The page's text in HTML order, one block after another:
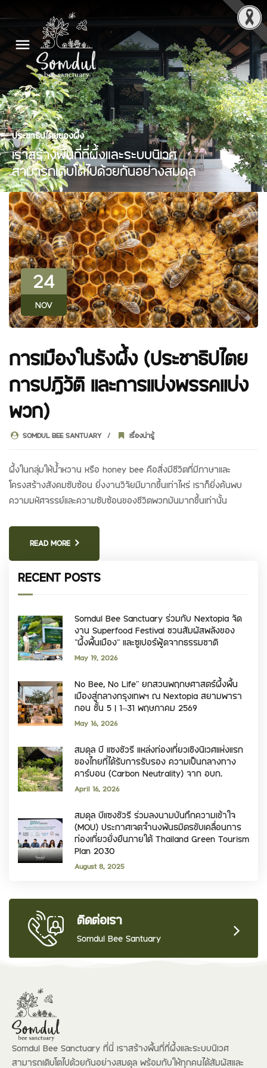
ประชาธิปไตยของผึ้ง
เราสร้างพื้นที่ที่ผึ้งและระบบนิเวศ
สามารถเติบโตไปด้วยกันอย่างสมดุล
24
NOV
การเมืองในรังผึ้ง (ประชาธิปไตย
การปฏิวัติ และการแบ่งพรรคแบ่ง
พวก)
SOMDUL BEE SANTUARY เรื่องน่ารู้
ผึ้งในกลุ่มให้น้ำหวาน หรือ honey bee คือสิ่งมีชีวิตที่มีภาษาและ
โครงสร้างสังคมซับซ้อน ยิ่งงานวิจัยมีมากขึ้นเท่าไหร่ เราก็ยิ่งค้นพบ
ความมหัศจรรย์และความซับซ้อนของชีวิตพวกมันมากขึ้นเท่านั้น
READ MORE
RECENT POSTS
Somdul Bee Sanctuary ร่วมกับ Nextopia จัด
งาน Superfood Festival ชวนสัมผัสพลังของ
“ผึ้งพื้นเมือง” และซูเปอร์ฟู้ดจากธรรมชาติ
May 19, 2026
No Bee, No Life” ยกสวนพฤกษศาสตร์ผึ้งพื้น
เมืองสู่กลางกรุงเทพฯ ณ Nextopia สยามพารา
กอน ชั้น 5 | 1–31 พฤษภาคม 2569
May 16, 2026
สมดุล บี แซงชัวรี แหล่งท่องเที่ยวเชิงนิเวศแห่งแรก
ของไทยที่ได้รับการรับรอง ความเป็นกลางทาง
คาร์บอน (Carbon Neutrality) จาก อบก.
April 16, 2026
สมดุล บีแซงชัวรี ร่วมลงนามบันทึกความเข้าใจ
(MOU) ประกาศเจตจำนงพันธมิตรขับเคลื่อนการ
ท่องเที่ยวยั่งยืนภายใต้ Thailand Green Tourism
Plan 2030
August 8, 2025
ติดต่อเรา
Somdul Bee Santuary
Somdul Bee Sanctuary ที่นี่ เราสร้างพื้นที่ที่ผึ้งและระบบนิเวศ
สามารถเติบโตไปด้วยกันอย่างสมดุล พร้อมกับให้ทุกคนได้สัมผัสและ